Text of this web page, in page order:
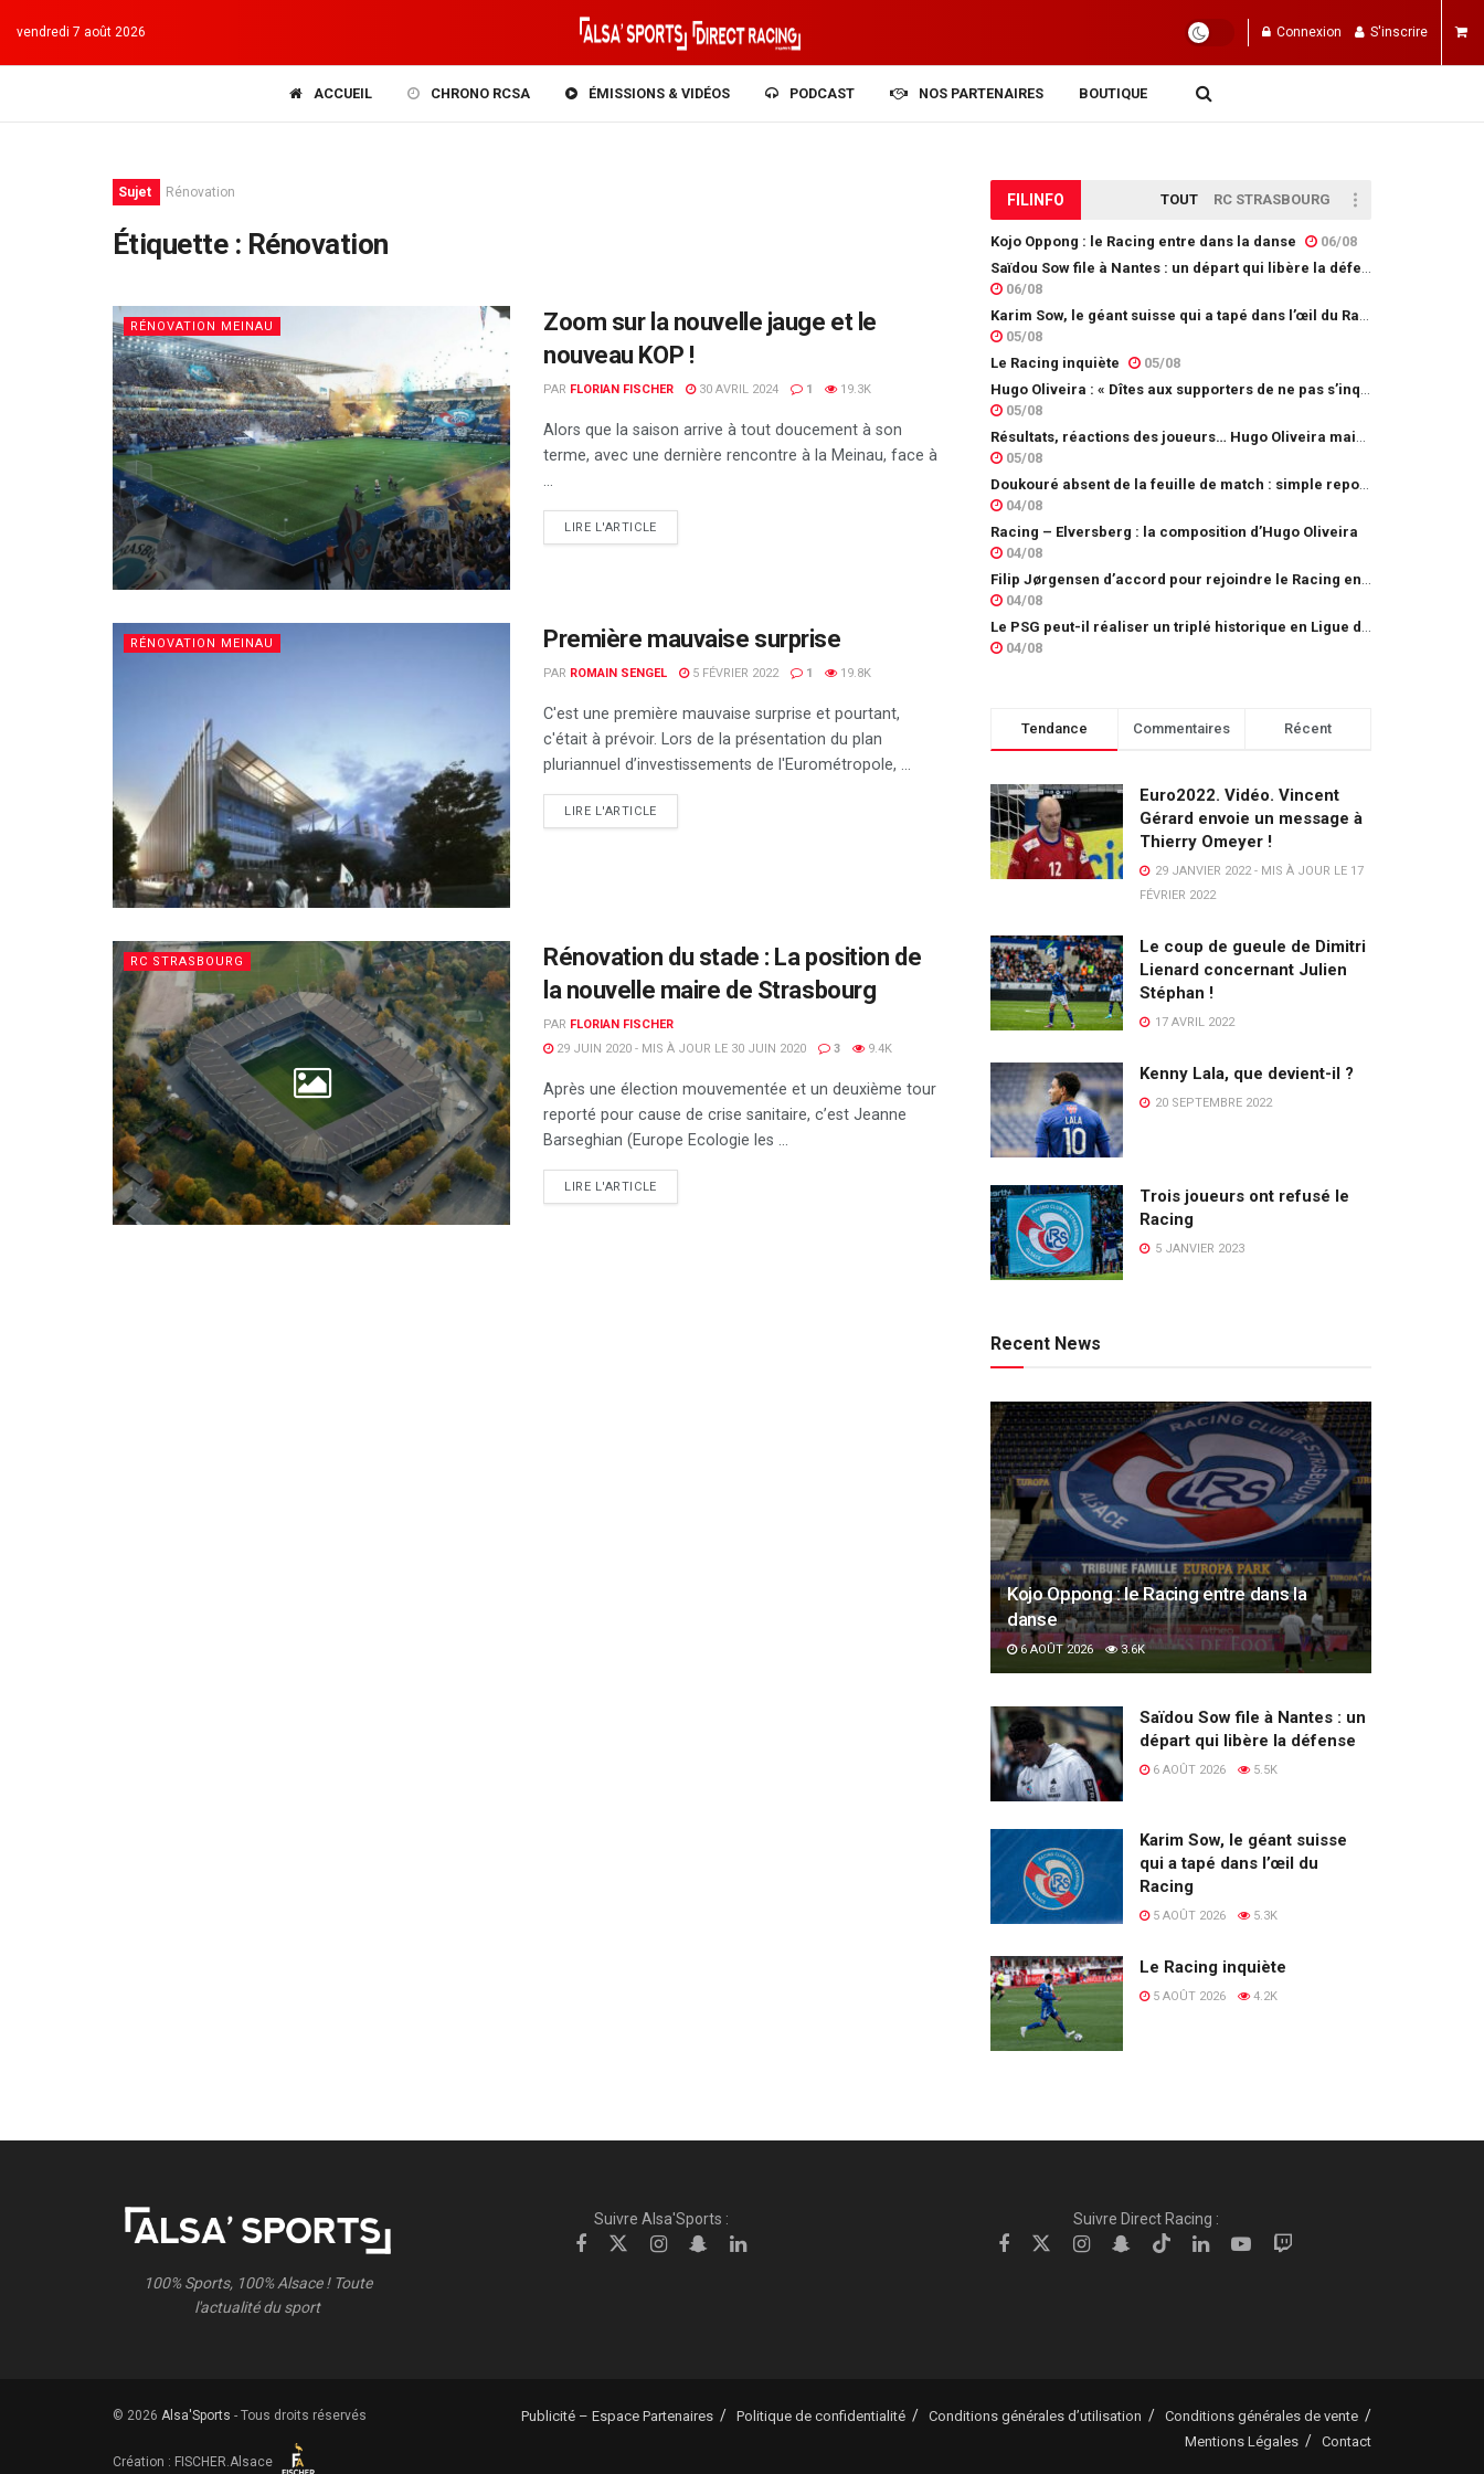
vendredi 7 août 2026 Connexion S'inscrire
ACCUEIL CHRONO RCSA ÉMISSIONS & VIDÉOS PODCAST NOS PARTENAIRES BOUTIQUE
Sujet Rénovation
Étiquette : Rénovation
RÉNOVATION MEINAU
Zoom sur la nouvelle jauge et le
nouveau KOP !
PAR FLORIAN FISCHER 30 AVRIL 2024 1 19.3K
Alors que la saison arrive à tout doucement à son
terme, avec une dernière rencontre à la Meinau, face à
...
LIRE L'ARTICLEDETAILS
RÉNOVATION MEINAU Première mauvaise surprise
PAR ROMAIN SENGEL 5 FÉVRIER 2022 1 19.8K
C'est une première mauvaise surprise et pourtant,
c'était à prévoir. Lors de la présentation du plan
pluriannuel d’investissements de l'Eurométropole, ...
LIRE L'ARTICLEDETAILS
RC STRASBOURG
Rénovation du stade : La position de
la nouvelle maire de Strasbourg
PAR FLORIAN FISCHER
29 JUIN 2020 - MIS À JOUR LE 30 JUIN 2020
3 9.4K
Après une élection mouvementée et un deuxième tour
reporté pour cause de crise sanitaire, c’est Jeanne
Barseghian (Europe Ecologie les ...
LIRE L'ARTICLEDETAILS
FIL INFO TOUT RC STRASBOURG
Kojo Oppong : le Racing entre dans la danse 06/08
06/08
05/08
Le Racing inquiète
05/08
05/08
05/08
04/08
Racing – Elversberg : la composition d’Hugo Oliveira
04/08
04/08
04/08
Tendance Commentaires Récent
Euro2022. Vidéo. Vincent
Gérard envoie un message à
Thierry Omeyer !
29 JANVIER 2022 - MIS À JOUR LE 17
FÉVRIER 2022
Le coup de gueule de Dimitri
Lienard concernant Julien
Stéphan !
17 AVRIL 2022
Kenny Lala, que devient-il ?
20 SEPTEMBRE 2022
Trois joueurs ont refusé le
Racing
5 JANVIER 2023
Recent News
Kojo Oppong : le Racing entre dans la
danse
6 AOÛT 2026 3.6K
Saïdou Sow file à Nantes : un
départ qui libère la défense
6 AOÛT 2026 5.5K
Karim Sow, le géant suisse
qui a tapé dans l’œil du
Racing
5 AOÛT 2026 5.3K
Le Racing inquiète
5 AOÛT 2026 4.2K
100% Sports, 100% Alsace ! Toute
l'actualité du sport
Suivre Alsa'Sports : Suivre Direct Racing :
© 2026 Alsa'Sports - Tous droits réservés
Création : FISCHER.Alsace
Publicité – Espace Partenaires Politique de confidentialité Conditions générales d’utilisation
Conditions générales de vente
Mentions Légales
Contact